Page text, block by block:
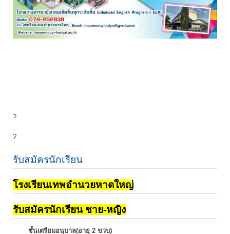
?
?
รับสมัครนักเรียน
โรงเรียนเทพอำนวยหาดใหญ่
รับสมัครนักเรียน ชาย-หญิง
ชั้นเตรียมอนุบาล(อายุ 2 ขวบ)